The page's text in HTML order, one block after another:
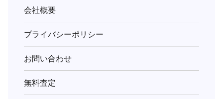
会社概要
プライバシーポリシー
お問い合わせ
無料査定